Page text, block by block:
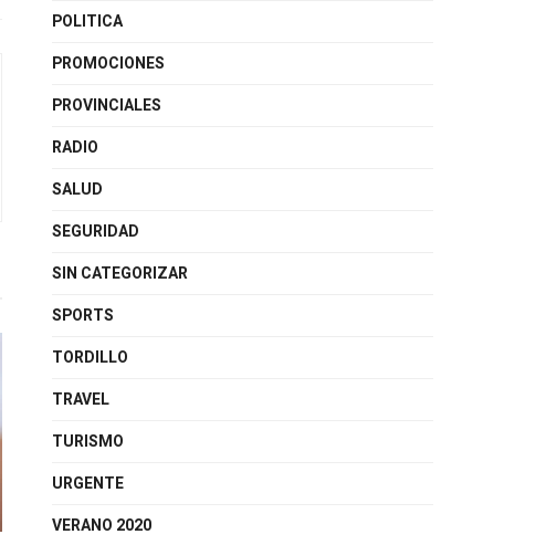
POLITICA
PROMOCIONES
PROVINCIALES
RADIO
SALUD
SEGURIDAD
SIN CATEGORIZAR
SPORTS
TORDILLO
TRAVEL
TURISMO
URGENTE
VERANO 2020